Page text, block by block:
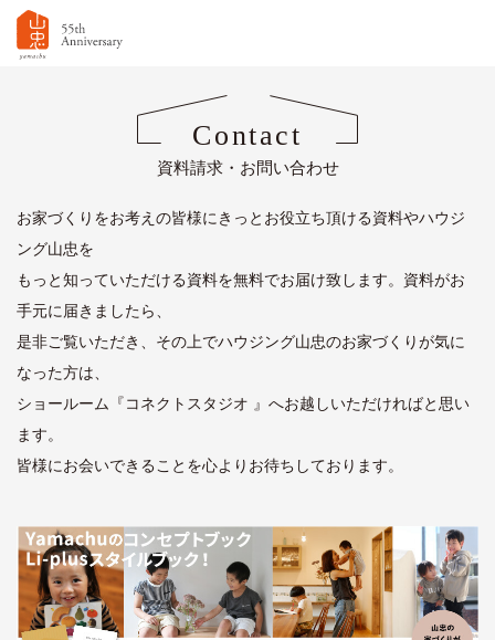
Contact
資料請求・お問い合わせ
お家づくりをお考えの皆様にきっとお役立ち頂ける資料やハウジ
ング山忠を
もっと知っていただける資料を無料でお届け致します。資料がお
手元に届きましたら、
是非ご覧いただき、その上でハウジング山忠のお家づくりが気に
なった方は、
ショールーム『コネクトスタジオ 』へお越しいただければと思い
ます。
皆様にお会いできることを心よりお待ちしております。